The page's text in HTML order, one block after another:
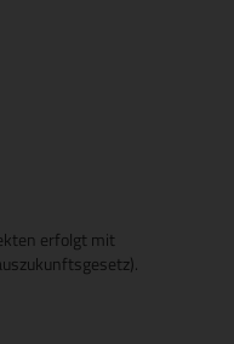
erfolgt mit